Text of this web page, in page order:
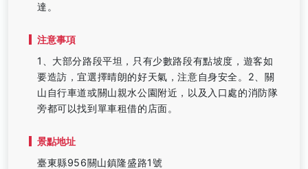
達。
注意事項
1、大部分路段平坦，只有少數路段有點坡度，遊客如
要造訪，宜選擇晴朗的好天氣，注意自身安全。2、關
山自行車道或關山親水公園附近，以及入口處的消防隊
旁都可以找到單車租借的店面。
景點地址
臺東縣956關山鎮隆盛路1號